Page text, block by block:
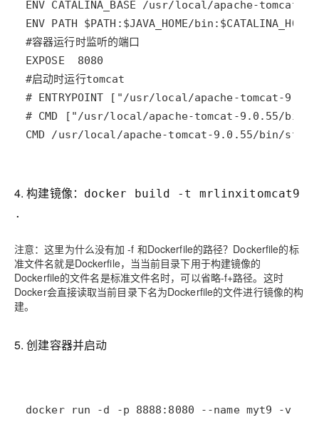
CMD /usr/local/apache-tomcat-9.0.55/bin/
4. 构建镜像：
docker build -t mrlinxitomcat9
.
注意：这里为什么没有加 -f 和Dockerfile的路径？Dockerfile的标
准文件名就是Dockerfile，当当前目录下用于构建镜像的
Dockerfile的文件名是标准文件名时，可以省略-f+路径。这时
Docker会直接读取当前目录下名为Dockerfile的文件进行镜像的构
建。
5. 创建容器并启动
docker run -d -p 8888:8080 --name myt9 -v /